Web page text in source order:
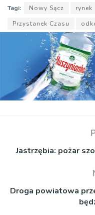
Tagi: Nowy Sącz rynek
Przystanek Czasu
Jastrzębia: pożar
Droga powiatowa